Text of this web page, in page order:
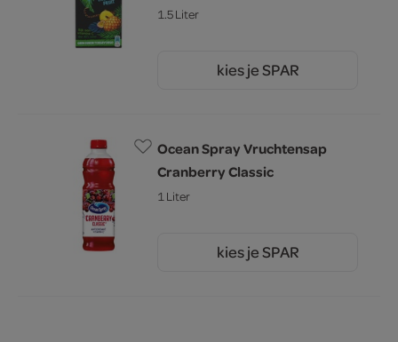
1.5 Liter
kies je SPAR
Ocean Spray Vruchtensap
Cranberry Classic
1 Liter
kies je SPAR